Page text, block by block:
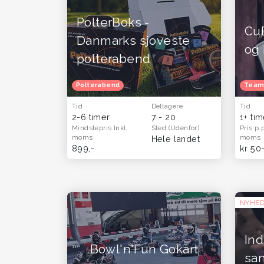
PolterBoks -
Danmarks sjoveste
polterabend
Polterabend
Tid
2-6 timer
Deltagere
7 - 20
Mindstepris Inkl.
moms
899,-
Sted (Udenfor)
Hele landet
og
Tid
1+
Pris
moms
kr
Bowl'n'Fun Gokart
NYHED